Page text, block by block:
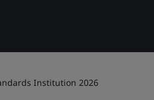
Institution 2026